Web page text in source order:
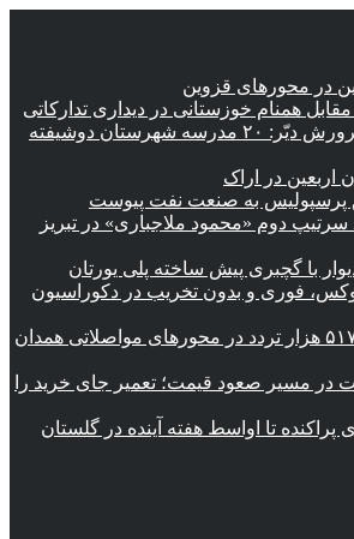
در محورهای قزوین
همنام خوزستانی در دیداری تدارکاتی
مدیر آموزش و پرورش دیّر: ۲۰ مدرسه شهرستان دوشیفته
اربعین در اراک
پرسپولیس به صنعت نفت پیوست
دوم «محمود ملاجباری» در تبریز
با گچبری پیش ساخته پلی یورتان
فوری و بدون تخریب در دکوراسیون
ثبت ۲ میلیون و ۵۱۷ هزار تردد در محورهای مواصلاتی همدان
در مسیر صعود قیمت؛ تعمیر جای خرید را
تا اواسط هفته آینده در گلستان